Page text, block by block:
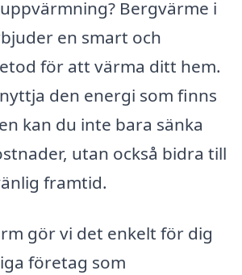
Bergvärme i
en smart och
för att värma ditt hem.
den energi som finns
kan du inte bara sänka
utan också bidra till
framtid.
gör vi det enkelt för dig
företag som